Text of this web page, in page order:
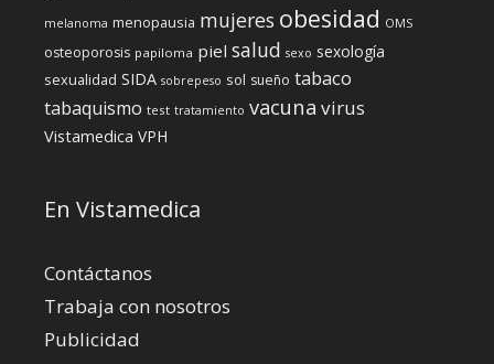
melanoma menopausia mujeres obesidad OMS
osteoporosis papiloma piel salud sexo sexología
sexualidad SIDA sobrepeso sol sueño tabaco
tabaquismo test tratamiento vacuna virus
Vistamedica VPH
En Vistamedica
Contáctanos
Trabaja con nosotros
Publicidad